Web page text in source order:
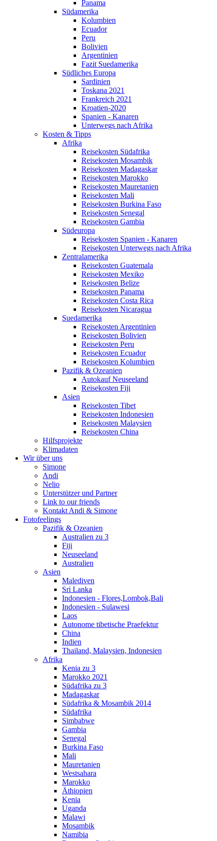
Panama
Südamerika
Kolumbien
Ecuador
Peru
Bolivien
Argentinien
Fazit Suedamerika
Südliches Europa
Sardinien
Toskana 2021
Frankreich 2021
Kroatien-2020
Spanien - Kanaren
Unterwegs nach Afrika
Kosten & Tipps
Afrika
Reisekosten Südafrika
Reisekosten Mosambik
Reisekosten Madagaskar
Reisekosten Marokko
Reisekosten Mauretanien
Reisekosten Mali
Reisekosten Burkina Faso
Reisekosten Senegal
Reisekosten Gambia
Südeuropa
Reisekosten Spanien - Kanaren
Reisekosten Unterwegs nach Afrika
Zentralamerika
Reisekosten Guatemala
Reisekosten Mexiko
Reisekosten Belize
Reisekosten Panama
Reisekosten Costa Rica
Reisekosten Nicaragua
Suedamerika
Reisekosten Argentinien
Reisekosten Bolivien
Reisekosten Peru
Reisekosten Ecuador
Reisekosten Kolumbien
Pazifik & Ozeanien
Autokauf Neuseeland
Reisekosten Fiji
Asien
Reisekosten Tibet
Reisekosten Indonesien
Reisekosten Malaysien
Reisekosten China
Hilfsprojekte
Klimadaten
Wir über uns
Simone
Andi
Nelio
Unterstützer und Partner
Link to our friends
Kontakt Andi & Simone
Fotofeelings
Pazifik & Ozeanien
Australien zu 3
Fiji
Neuseeland
Australien
Asien
Malediven
Sri Lanka
Indonesien - Flores,Lombok,Bali
Indonesien - Sulawesi
Laos
Autonome tibetische Praefektur
China
Indien
Thailand, Malaysien, Indonesien
Afrika
Kenia zu 3
Marokko 2021
Südafrika zu 3
Madagaskar
Südafrika & Mosambik 2014
Südafrika
Simbabwe
Gambia
Senegal
Burkina Faso
Mali
Mauretanien
Westsahara
Marokko
Äthiopien
Kenia
Uganda
Malawi
Mosambik
Namibia